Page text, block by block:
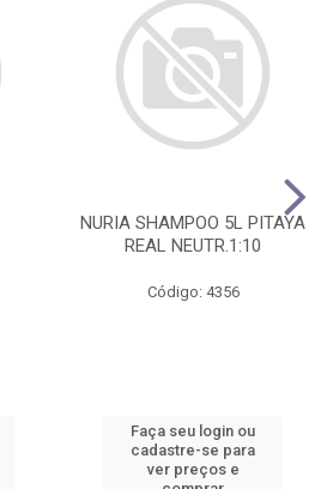
NURIA SHAMPOO 5L PITAYA
REAL NEUTR.1:10
Código: 4356
Faça seu login ou
cadastre-se para
ver preços e